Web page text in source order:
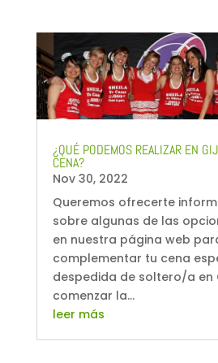
¿QUÉ PODEMOS REALIZAR EN
CENA?
Nov 30, 2022
Queremos ofrecerte
sobre algunas de las
en nuestra página web
complementar tu cena
despedida de soltero/a en
comenzar la...
leer más